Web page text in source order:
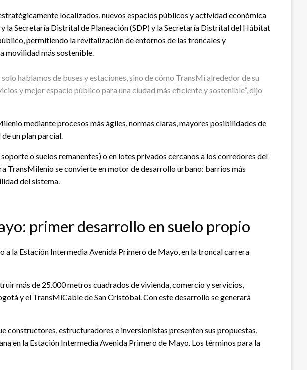
localizados, nuevos espacios públicos y actividad económica
Secretaría Distrital de Planeación (SDP) y la Secretaría Distrital del Hábitat
permitiendo la revitalización de entornos de las troncales y
movilidad más sostenible.
hablamos de buses y estaciones, sino de cómo TransMi alrededor de su
y mejor espacio público para una ciudad más eficiente y sostenible”, dijo
mediante procesos más ágiles, normas claras, mayores posibilidades de
un plan parcial.
o suelos remanentes) o en lotes privados cercanos a los corredores del
TransMilenio se convierte en motor de desarrollo urbano: barrios más
del sistema.
primer desarrollo en suelo propio
a la Estación Intermedia Avenida Primero de Mayo, en la troncal carrera
más de 25.000 metros cuadrados de vivienda, comercio y servicios,
y el TransMiCable de San Cristóbal. Con este desarrollo se generará
estructuradores e inversionistas presenten sus propuestas,
en la Estación Intermedia Avenida Primero de Mayo. Los términos para la